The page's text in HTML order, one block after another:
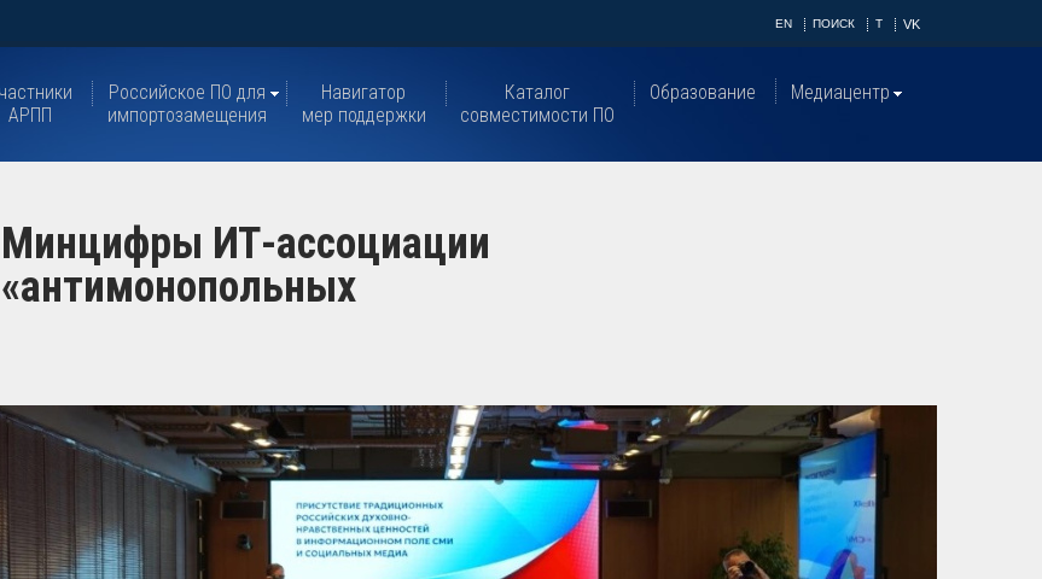
EN ПОИСК T VK
АРПП
Российское ПО для
импортозамещения
Навигатор
мер поддержки
Каталог
совместимости ПО
Образование Медиацентр
ИТ-ассоциации